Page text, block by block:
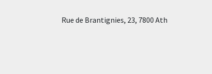
Rue de Brantignies, 23, 7800 Ath